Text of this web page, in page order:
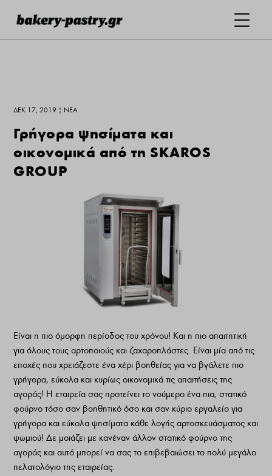
ΔΕΚ 17, 2019 | ΝΕΑ
Γρήγορα ψησίματα και
οικονομικά από τη SKAROS
GROUP
Είναι η πιο όμορφη περίοδος του χρόνου! Και η πιο απαιτητική
για όλους τους αρτοποιούς και ζαχαροπλάστες. Είναι μία από τις
εποχές που χρειάζεστε ένα χέρι βοηθείας για να βγάλετε πιο
γρήγορα, εύκολα και κυρίως οικονομικά τις απαιτήσεις της
αγοράς! Η εταιρεία σας προτείνει το νούμερο ένα πια, στατικό
φούρνο τόσο σαν βοηθητικό όσο και σαν κύριο εργαλείο για
γρήγορα και εύκολα ψησίματα κάθε λογής αρτοσκευάσματος και
ψωμιού! Δε μοιάζει με κανέναν άλλον στατικό φούρνο της
αγοράς και αυτό μπορεί να σας το επιβεβαιώσει το πολύ μεγάλο
πελατολόγιο της εταιρείας.